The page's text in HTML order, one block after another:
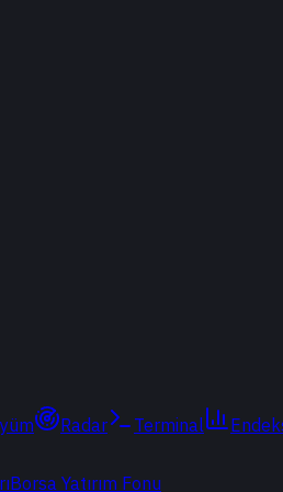
Radar Terminal
Borsa Yatırım Fonu